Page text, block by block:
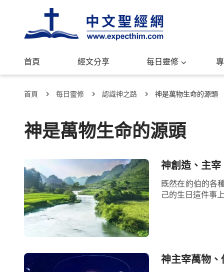
首頁 經文分享 每日靈修
首頁 每日靈修 認識神之路 神是萬物生命的源頭
神是萬物生命的源頭
神創造、主
既然在約伯的各
己的生日這件事
神主宰萬物